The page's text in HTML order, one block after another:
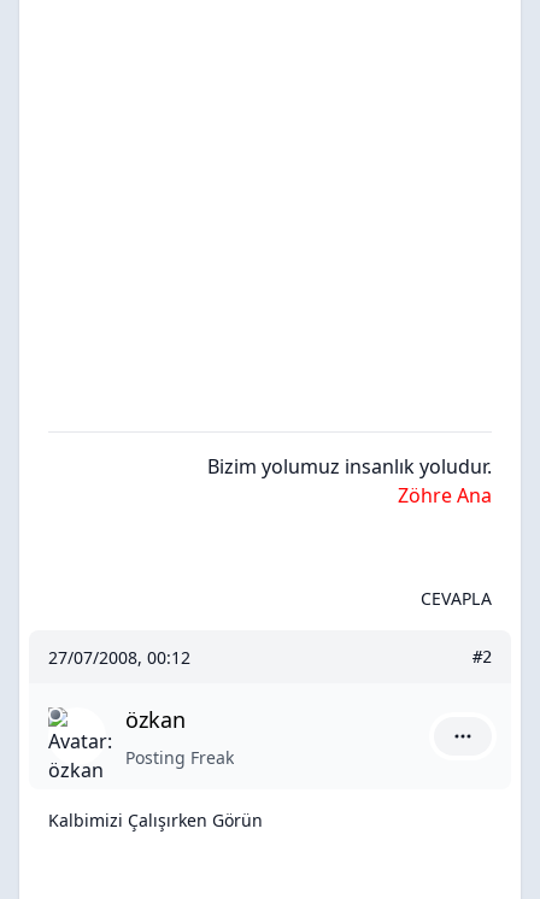
Bizim yolumuz insanlık yoludur.
Zöhre Ana
CEVAPLA
27/07/2008, 00:12 #2
özkan
Posting Freak
Kalbimizi Çalışırken Görün